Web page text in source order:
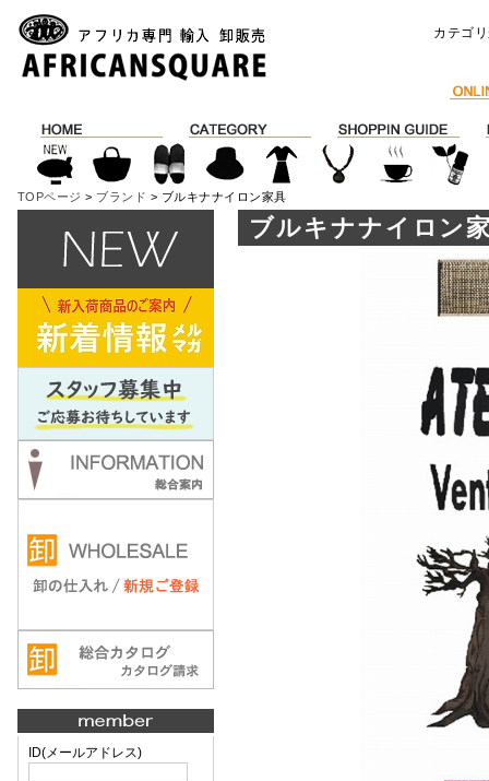
カテゴ
TOPページ > ブランド > ブルキナナイロン家具
ID(メールアドレス)
ブルキナナイロン